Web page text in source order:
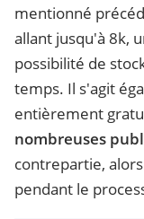
mentionné
allant jusqu'à 8k,
possibilité de
temps. Il s'agit
entièrement
nombreuses
contrepartie,
pendant le